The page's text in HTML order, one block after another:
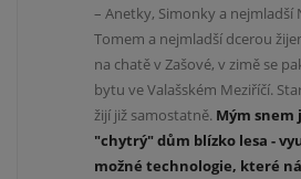
– Anetky, Simonky a nejmladší
Tomem a nejmladší dcerou
na chatě v Zašové, v zimě se
bytu ve Valašském Meziříčí.
žijí již samostatně. Mým snem
"chytrý" dům blízko lesa -v
možné technologie, které